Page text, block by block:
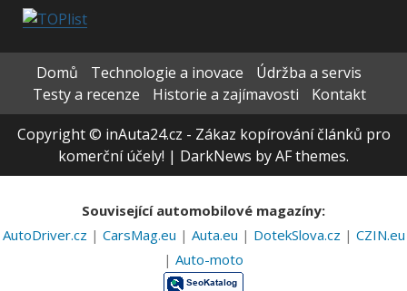
Domů Technologie a inovace
Údržba a servis
Testy a recenze
Historie a zajímavosti
Kontakt
Copyright © inAuta24.cz - Zákaz kopírování článků pro
komerční účely! | DarkNews by AF themes.
Související automobilové magazíny:
AutoDriver.cz | CarsMag.eu | Auta.eu | DotekSlova.cz | CZIN.eu
| Auto-moto